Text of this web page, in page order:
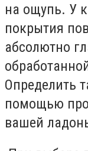
на ощупь. У
покрытия
абсолютно
Определить
помощью
вашей